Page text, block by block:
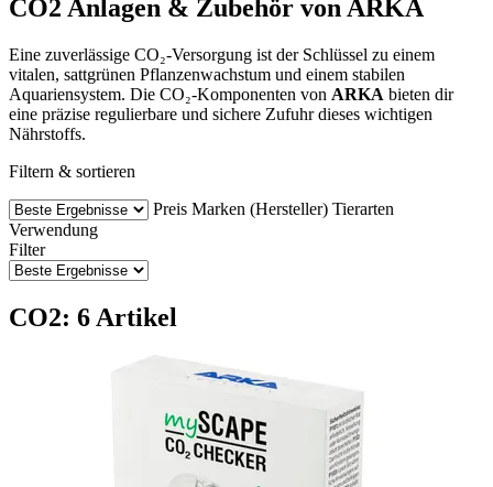
CO2 Anlagen & Zubehör von ARKA
Eine zuverlässige CO₂-Versorgung ist der Schlüssel zu einem
vitalen, sattgrünen Pflanzenwachstum und einem stabilen
Aquariensystem. Die CO₂-Komponenten von ARKA bieten dir
eine präzise regulierbare und sichere Zufuhr dieses wichtigen
Nährstoffs.
Filtern & sortieren
Preis Marken (Hersteller) Tierarten
Verwendung
Filter
CO2: 6 Artikel